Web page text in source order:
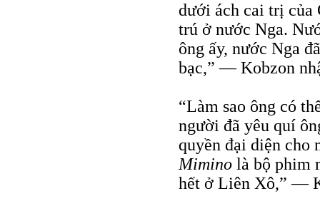
dưới ách cai trị của
trú ở nước Nga.
ông ấy, nước Nga
bạc,” — Kobzon
“Làm sao ông có
người đã yêu quí
quyền đại diện cho
Mimino là bộ phim
hết ở Liên Xô,” —